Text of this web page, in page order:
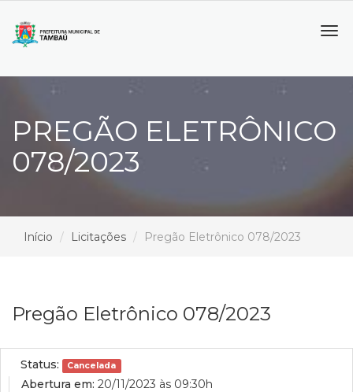
PREGÃO ELETRÔNICO
078/2023
Início Licitações Pregão Eletrônico 078/2023
Pregão Eletrônico 078/2023
Status: Cancelada
Abertura em: 20/11/2023 às 09:30h